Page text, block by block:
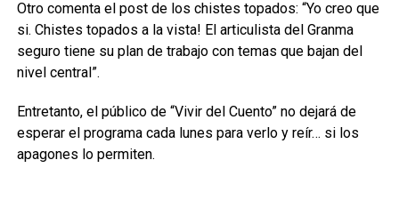
Otro comenta el post de los chistes topados: “Yo creo que
si. Chistes topados a la vista! El articulista del Granma
seguro tiene su plan de trabajo con temas que bajan del
nivel central”.
Entretanto, el público de “Vivir del Cuento” no dejará de
esperar el programa cada lunes para verlo y reír… si los
apagones lo permiten.